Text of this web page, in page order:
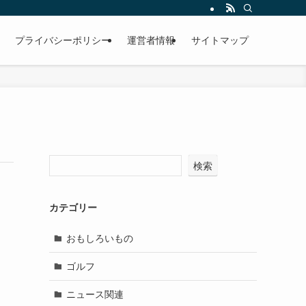
プライバシーポリシー 運営者情報 サイトマップ
検索
カテゴリー
おもしろいもの
ゴルフ
ニュース関連